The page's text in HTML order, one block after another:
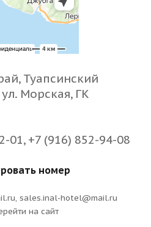
Туапсинский
Морская, ГК
01, +7 (916) 852-94-08
номер
sales.inal-hotel@mail.ru
на сайт